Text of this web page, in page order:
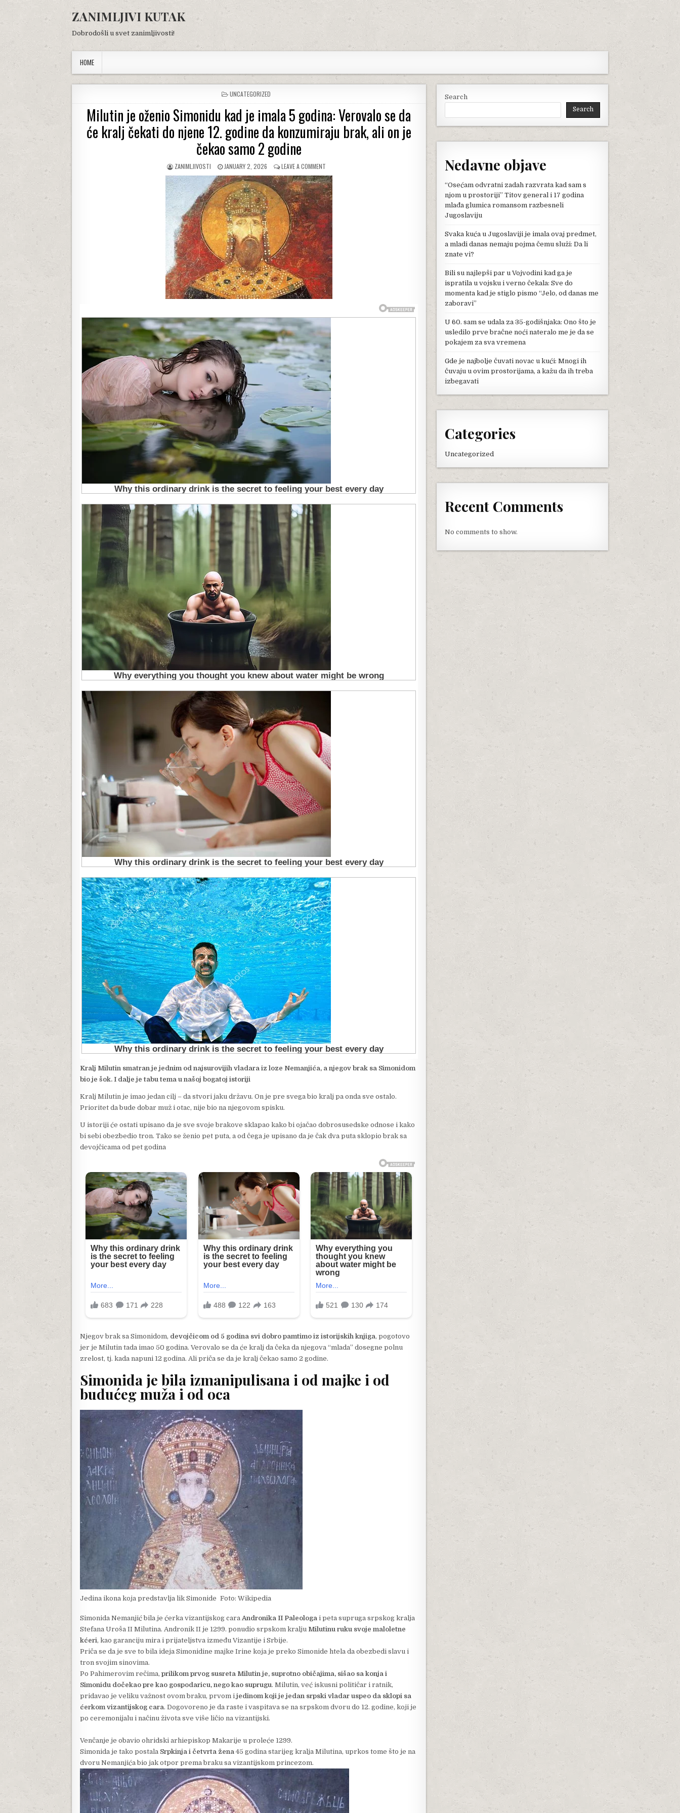
content
ZANIMLJIVI KUTAK
Dobrodošli u svet zanimljivosti!
HOME
POSTED
IN
UNCATEGORIZED
Milutin je oženio Simonidu kad je imala 5 godina: Verovalo se da
će kralj čekati do njene 12. godine da konzumiraju brak, ali on je
čekao samo 2 godine
AUTHOR:
ZANIMLJIVOSTI
PUBLISHED
DATE:
JANUARY 2, 2026 LEAVE A COMMENTON
MILUTIN
JE
OŽENIO
SIMONIDU
KAD
JE
IMALA
5
GODINA:
VEROVALO
SE
DA
ĆE
KRALJ
ČEKATI
12.
GODINE
DA
KONZUMIRAJU
BRAK,
ALI
ON
JE
ČEKAO
SAMO
2
GODINE
Kralj Milutin smatran je jednim od najsurovijih vladara iz loze Nemanjića, a njegov brak sa Simonidom
bio je šok. I dalje je tabu tema u našoj bogatoj istoriji
Kralj Milutin je imao jedan cilj – da stvori jaku državu. On je pre svega bio kralj pa onda sve ostalo.
Prioritet da bude dobar muž i otac, nije bio na njegovom spisku.
U istoriji će ostati upisano da je sve svoje brakove sklapao kako bi ojačao dobrosusedske odnose i kako
bi sebi obezbedio tron. Tako se ženio pet puta, a od čega je upisano da je čak dva puta sklopio brak sa
devojčicama od pet godina
Njegov brak sa Simonidom, devojčicom od 5 godina svi dobro pamtimo iz istorijskih knjiga, pogotovo
jer je Milutin tada imao 50 godina. Verovalo se da će kralj da čeka da njegova “mlada” dosegne polnu
zrelost, tj. kada napuni 12 godina. Ali priča se da je kralj čekao samo 2 godine.
Simonida je bila izmanipulisana i od majke i od
budućeg muža i od oca
Jedina ikona koja predstavlja lik Simonide Foto: Wikipedia
Simonida Nemanjić bila je ćerka vizantijskog cara Andronika II Paleologa i peta supruga srpskog kralja
Stefana Uroša II Milutina. Andronik II je 1299. ponudio srpskom kralju Milutinu ruku svoje maloletne
kćeri, kao garanciju mira i prijateljstva između Vizantije i Srbije.
Priča se da je sve to bila ideja Simonidine majke Irine koja je preko Simonide htela da obezbedi slavu i
tron svojim sinovima.
Po Pahimerovim rečima, prilikom prvog susreta Milutin je, suprotno običajima, sišao sa konja i
Simonidu dočekao pre kao gospodaricu, nego kao suprugu. Milutin, već iskusni političar i ratnik,
pridavao je veliku važnost ovom braku, prvom i jedinom koji je jedan srpski vladar uspeo da sklopi sa
ćerkom vizantijskog cara. Dogovoreno je da raste i vaspitava se na srpskom dvoru do 12. godine, koji je
po ceremonijalu i načinu života sve više ličio na vizantijski.
Venčanje je obavio ohridski arhiepiskop Makarije u proleće 1299.
Simonida je tako postala Srpkinja i četvrta žena 45 godina starijeg kralja Milutina, uprkos tome što je na
dvoru Nemanjića bio jak otpor prema braku sa vizantijskom princezom.
Search
Search
Nedavne objave
“Osećam odvratni zadah razvrata kad sam s
njom u prostoriji” Titov general i 17 godina
mlađa glumica romansom razbesneli
Jugoslaviju
Svaka kuća u Jugoslaviji je imala ovaj predmet,
a mladi danas nemaju pojma čemu služi: Da li
znate vi?
Bili su najlepši par u Vojvodini kad ga je
ispratila u vojsku i verno čekala: Sve do
momenta kad je stiglo pismo “Jelo, od danas me
zaboravi”
U 60. sam se udala za 35-godišnjaka: Ono što je
usledilo prve bračne noći nateralo me je da se
pokajem za sva vremena
Gde je najbolje čuvati novac u kući: Mnogi ih
čuvaju u ovim prostorijama, a kažu da ih treba
izbegavati
Categories
Uncategorized
Recent Comments
No comments to show.